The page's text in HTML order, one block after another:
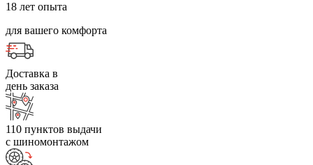
18 лет опыта
для вашего комфорта
Доставка в
день заказа
110 пунктов выдачи
с шиномонтажом